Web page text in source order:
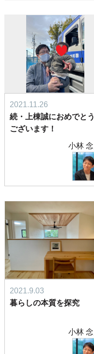
2021.11.26
続・上棟誠におめでとう
ございます！
小林
2021.9.03
暮らしの本質を探究
小林